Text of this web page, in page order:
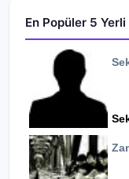
En Popüler 5 Yerli